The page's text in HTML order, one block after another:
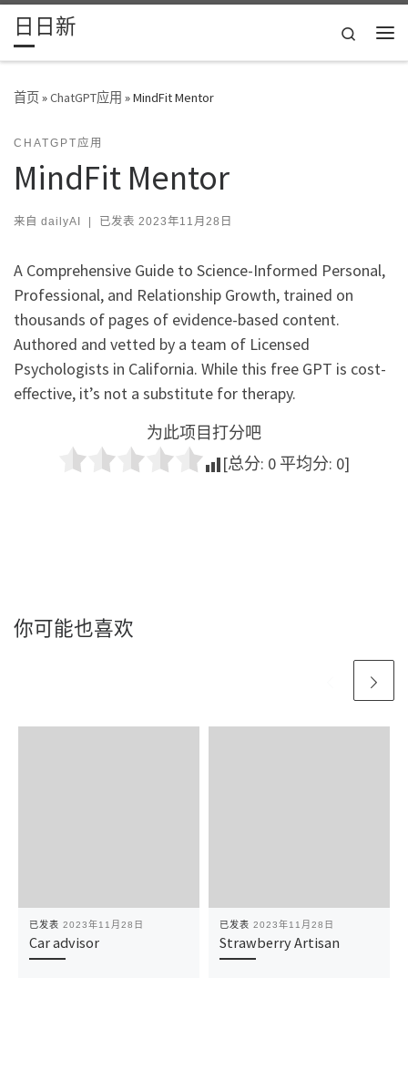
Skip to content
日日新
Search
首页»ChatGPT应用 »MindFit Mentor
CHATGPT应用
MindFit Mentor
来自 dailyAI | 已发表 2023年11月28日
A Comprehensive Guide to Science-Informed Personal,
Professional, and Relationship Growth, trained on
thousands of pages of evidence-based content.
Authored and vetted by a team of Licensed
Psychologists in California. While this free GPT is cost-
effective, it’s not a substitute for therapy.
为此项目打分吧
[总分: 0 平均分: 0]
你可能也喜欢
已发表 2023年11月28日
Car advisor
已发表 2023年11月28日
Strawberry Artisan